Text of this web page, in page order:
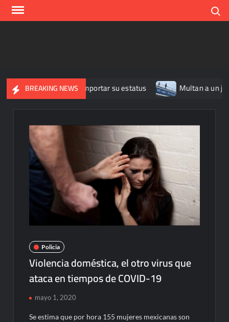
Skip
BREAKING NEWS
psicológico sin importar su estatus Multan a un joven
Policia
Violencia doméstica, el otro virus que
ataca en tiempos de COVID-19
mayo 1, 2020
Se estima que por hora 155 mujeres mexicanas son